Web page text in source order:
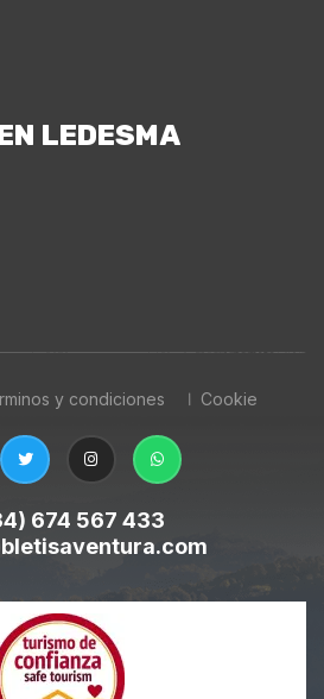
LEDESMA
y condiciones Cookie
674 567 433